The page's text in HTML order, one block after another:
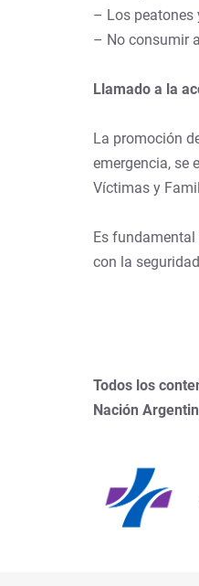
– Los peatones
– No consumir
Llamado a la
La promoción
emergencia, se
Víctimas y
Es
con la
Todos los
Nación